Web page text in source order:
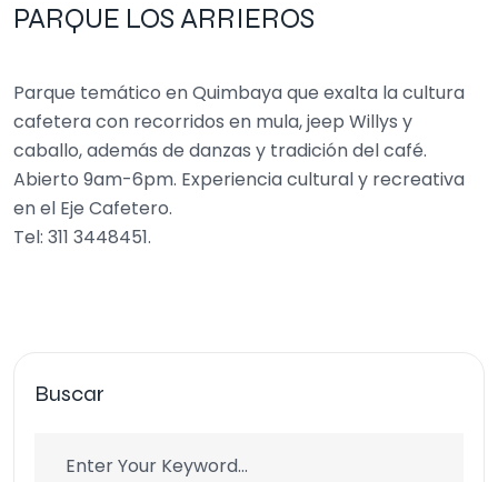
PARQUE LOS ARRIEROS
Parque temático en Quimbaya que exalta la cultura
cafetera con recorridos en mula, jeep Willys y
caballo, además de danzas y tradición del café.
Abierto 9am-6pm. Experiencia cultural y recreativa
en el Eje Cafetero.
Tel: 311 3448451.
Buscar